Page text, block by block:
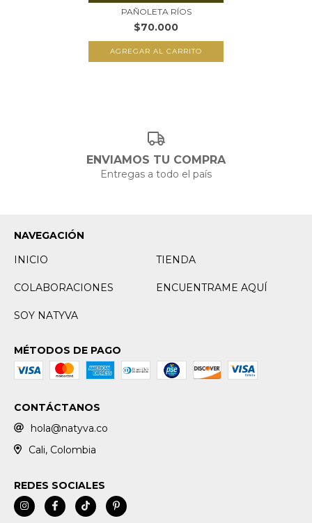
PAÑOLETA RÍOS
$70.000
ENVIAMOS TU COMPRA
Entregas a todo el país
NAVEGACIÓN
INICIO
TIENDA
COLABORACIONES ENCUENTRAME AQUÍ
SOY NATYVA
MÉTODOS DE PAGO
CONTÁCTANOS
hola@natyva.co
Cali, Colombia
REDES SOCIALES